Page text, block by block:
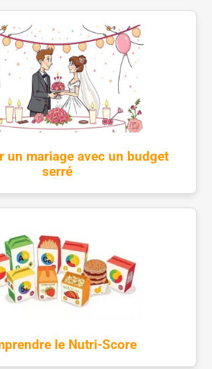
un mariage avec un budget
serré
le Nutri-Score